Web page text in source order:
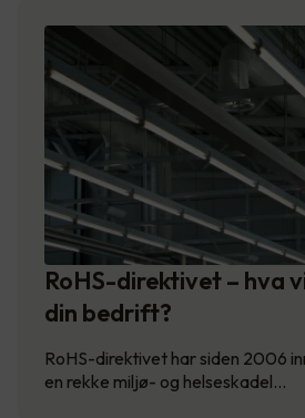
RoHS-direktivet – hva
din bedrift?
RoHS-direktivet har siden 2006
en rekke miljø- og helseskadel…